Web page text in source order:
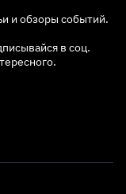
и обзоры событий.
в соц.